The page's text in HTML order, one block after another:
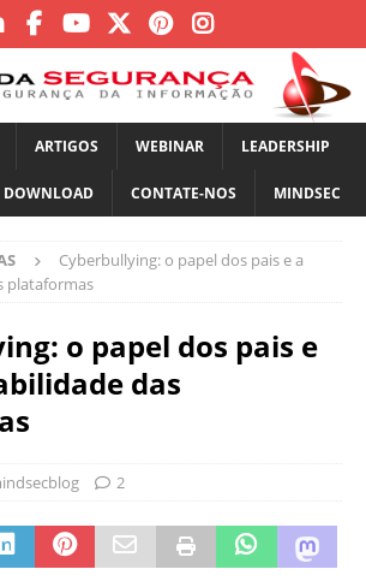
ARTIGOS WEBINAR LEADERSHIP
DOWNLOAD CONTATE-NOS MINDSEC
Cyberbullying: o papel dos pais e a
plataformas
o papel dos pais e
das
2